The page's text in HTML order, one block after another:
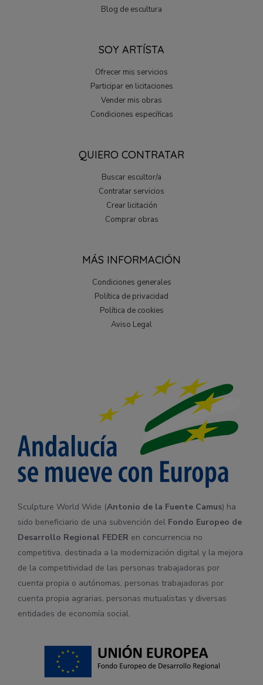
Blog de escultura
SOY ARTÍSTA
Ofrecer mis servicios
Participar en licitaciones
Vender mis obras
Condiciones específicas
QUIERO CONTRATAR
Buscar escultor/a
Contratar servicios
Crear licitación
Comprar obras
MÁS INFORMACIÓN
Condiciones generales
Política de privacidad
Política de cookies
Aviso Legal
Sculpture World Wide (Antonio de la Fuente Camus) ha
sido beneficiario de una subvención del Fondo Europeo de
Desarrollo Regional FEDER en concurrencia no
competitiva, destinada a la modernización digital y la mejora
de la competitividad de las personas trabajadoras por
cuenta propia o autónomas, personas trabajadoras por
cuenta propia agrarias, personas mutualistas y diversas
entidades de economía social.